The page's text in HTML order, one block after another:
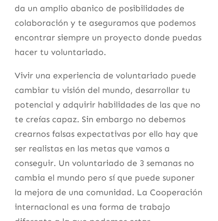
da un amplio abanico de posibilidades de
colaboración y te aseguramos que podemos
encontrar siempre un proyecto donde puedas
hacer tu voluntariado.
Vivir una experiencia de voluntariado puede
cambiar tu visión del mundo, desarrollar tu
potencial y adquirir habilidades de las que no
te creías capaz. Sin embargo no debemos
crearnos falsas expectativas por ello hay que
ser realistas en las metas que vamos a
conseguir. Un voluntariado de 3 semanas no
cambia el mundo pero sí que puede suponer
la mejora de una comunidad. La Cooperación
internacional es una forma de trabajo